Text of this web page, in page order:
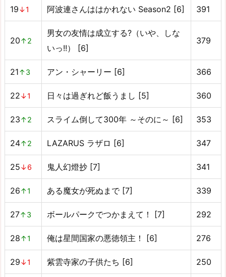
19↓1 阿波連さんははかれない Season2 [6] 391
20↑2
男女の友情は成立する?（いや、しな
いっ!!） [6]
379
21↑3 アン・シャーリー [6] 366
22↓1 日々は過ぎれど飯うまし [5] 360
23↑2 スライム倒して300年 ～そのに～ [6] 353
24↑2 LAZARUS ラザロ [6] 347
25↓6 鬼人幻燈抄 [7] 341
26↑1 ある魔女が死ぬまで [7] 339
27↑3 ボールパークでつかまえて！ [7] 292
28↑1 俺は星間国家の悪徳領主！ [6] 276
29↓1 紫雲寺家の子供たち [6] 250